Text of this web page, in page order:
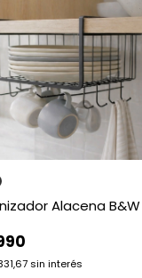
Alacena B&W
sin interés